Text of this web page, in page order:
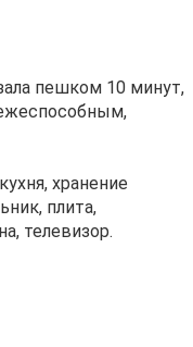
пешком 10 минут,
хранение
плита,
телевизор.